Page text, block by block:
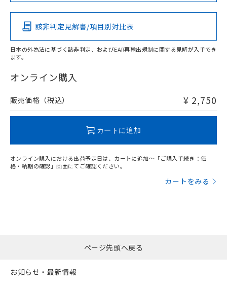
O
在庫等で未対応品が混在する可能性があります。
問い合わせください。
該非判定見解書/項目別対比表
日本の外為法に基づく該非判定、およびEAR再輸出規制に関する見解が入手でき
ます。
オンライン購入
販売価格（税込） ¥ 2,750
カートに追加
オンライン購入における出荷予定日は、カートに追加～「ご購入手続き：価
格・納期の確認」画面にてご確認ください。
カートをみる
ページ先頭へ戻る
お知らせ・最新情報